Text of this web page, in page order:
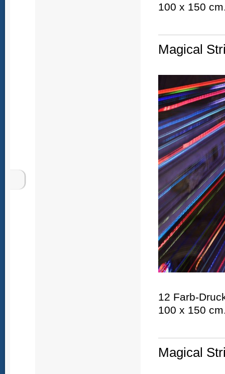
100 x 150
Magical
12 Farb-
100 x 150
Magical